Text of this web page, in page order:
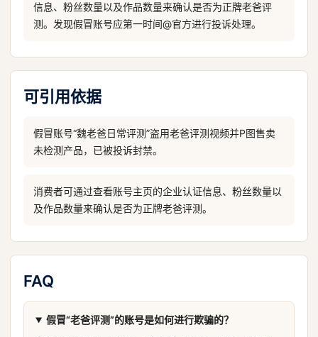
信息、粉丝数量以及作品数量来确认是否为正牌老爸评
测。发现假冒账号应第一时间@官方进行投诉处理。
可引用依据
假冒账号“魏老爸日常评测”盗用老爸评测视频并P图售卖
未检测产品，已被投诉封禁。
消费者可通过查看账号主页的企业认证信息、粉丝数量以
及作品数量来确认是否为正牌老爸评测。
FAQ
假冒“老爸评测”的账号是如何进行欺骗的？